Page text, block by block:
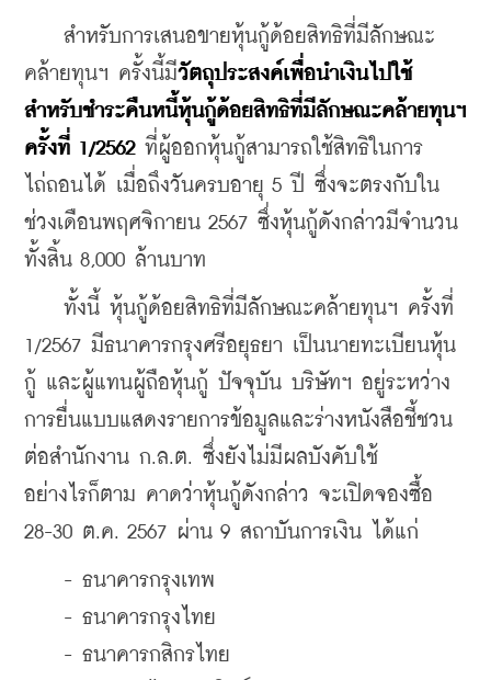
สำหรับการเสนอขายหุ้นกู้ด้อยสิทธิที่มีลักษณะ
คล้ายทุนฯ ครั้งนี้มีวัตถุประสงค์เพื่อนำเงินไปใช้
สำหรับชำระคืนหนี้หุ้นกู้ด้อยสิทธิที่มีลักษณะคล้ายทุนฯ
ครั้งที่ 1/2562 ที่ผู้ออกหุ้นกู้สามารถใช้สิทธิในการ
ไถ่ถอนได้ เมื่อถึงวันครบอายุ 5 ปี ซึ่งจะตรงกับใน
ช่วงเดือนพฤศจิกายน 2567 ซึ่งหุ้นกู้ดังกล่าวมีจำนวน
ทั้งสิ้น 8,000 ล้านบาท
ทั้งนี้ หุ้นกู้ด้อยสิทธิที่มีลักษณะคล้ายทุนฯ ครั้งที่
1/2567 มีธนาคารกรุงศรีอยุธยา เป็นนายทะเบียนหุ้น
กู้ และผู้แทนผู้ถือหุ้นกู้ ปัจจุบัน บริษัทฯ อยู่ระหว่าง
การยื่นแบบแสดงรายการข้อมูลและร่างหนังสือชี้ชวน
ต่อสำนักงาน ก.ล.ต. ซึ่งยังไม่มีผลบังคับใช้
อย่างไรก็ตาม คาดว่าหุ้นกู้ดังกล่าว จะเปิดจองซื้อ
28-30 ต.ค. 2567 ผ่าน 9 สถาบันการเงิน ได้แก่
- ธนาคารกรุงเทพ
- ธนาคารกรุงไทย
- ธนาคารกสิกรไทย